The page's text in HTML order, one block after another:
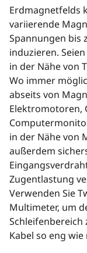
Erdmagnetfelds
variierende
Spannungen bis
induzieren.
in der Nähe von
Wo immer
abseits von
Elektromotoren,
in der Nähe von
außerdem
Zugentlastung
Verwenden Sie
Multimeter, um
Schleifenbereich
Kabel so eng